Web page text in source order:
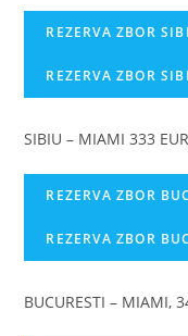
REZERVA ZBOR
REZERVA ZBOR
SIBIU – MIAMI 333
REZERVA ZBOR
REZERVA ZBOR
BUCURESTI – MIAMI,